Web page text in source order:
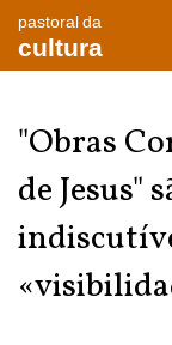
pastoral da
cultura
"Obras
de Jesus"